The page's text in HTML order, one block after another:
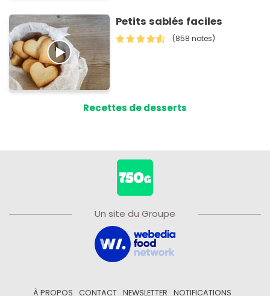
Petits sablés faciles
(858 notes)
Recettes de desserts
Un site du Groupe
À PROPOS CONTACT NEWSLETTER NOTIFICATIONS